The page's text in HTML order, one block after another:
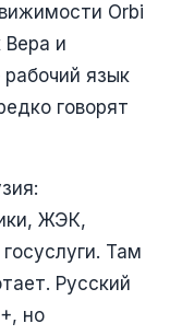
Orbi
Вера и
язык
говорят
ЖЭК,
Там
Русский
но